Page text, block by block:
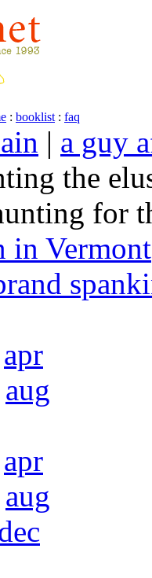
: booklist : faq
| a guy
the
for
in Vermont
apr
aug
apr
aug